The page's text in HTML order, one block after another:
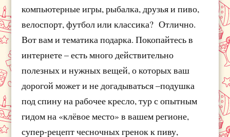
компьютерные игры, рыбалка, друзья и пиво,
велоспорт, футбол или классика? Отлично.
Вот вам и тематика подарка. Покопайтесь в
интернете – есть много действительно
полезных и нужных вещей, о которых ваш
дорогой может и не догадываться –подушка
под спину на рабочее кресло, тур с опытным
гидом на «клёвое место» в вашем регионе,
супер-рецепт чесночных гренок к пиву,